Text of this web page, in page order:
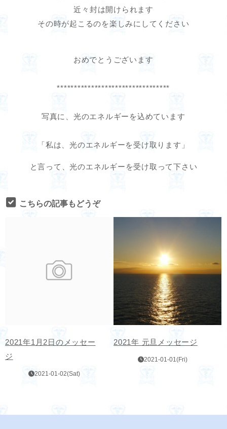
近々封は開けられます
その時が起こるのを楽しみにしてください
おめでとうございます
*********************************
写真に、光のエネルギーを込めています
「私は、光のエネルギーを受け取ります」
と言って、光のエネルギーを受け取って下さい
こちらの記事もどうぞ
2021年1月2日のメッセー
ジ
2021-01-02(Sat)
2021年 元旦メッセージ
2021-01-01(Fri)